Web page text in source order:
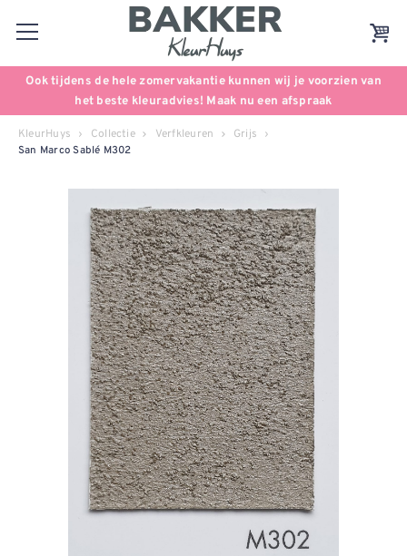
Ook tijdens de hele zomervakantie kunnen wij je voorzien van
het beste kleuradvies! Maak nu een afspraak
KleurHuys Collectie Verfkleuren Grijs
San Marco Sablé M302